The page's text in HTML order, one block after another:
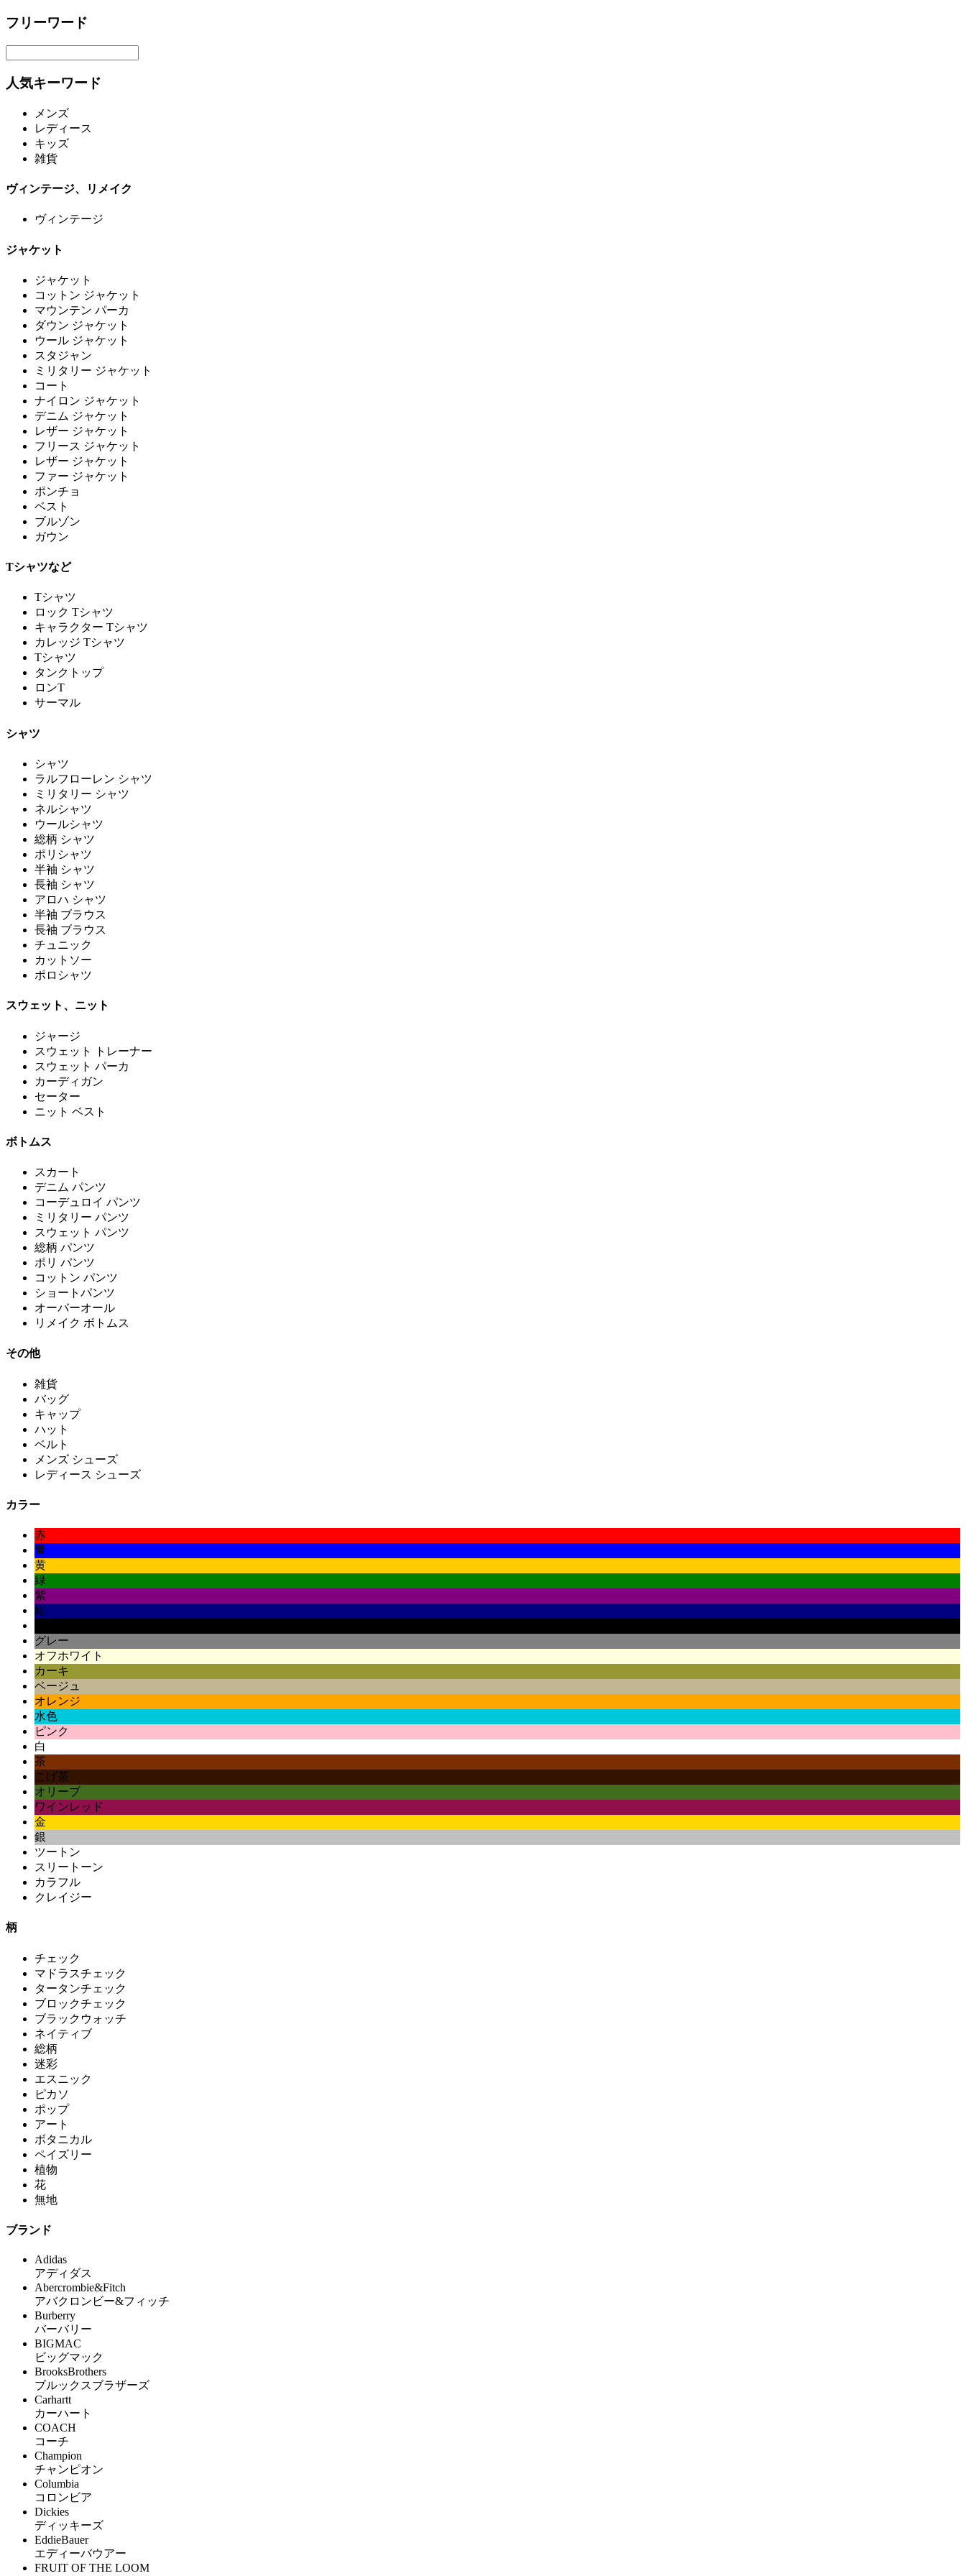
フリーワード
人気キーワード
メンズ
レディース
キッズ
雑貨
ヴィンテージ、リメイク
ヴィンテージ
ジャケット
ジャケット
コットン ジャケット
マウンテン パーカ
ダウン ジャケット
ウール ジャケット
スタジャン
ミリタリー ジャケット
コート
ナイロン ジャケット
デニム ジャケット
レザー ジャケット
フリース ジャケット
レザー ジャケット
ファー ジャケット
ポンチョ
ベスト
ブルゾン
ガウン
Tシャツなど
Tシャツ
ロック Tシャツ
キャラクター Tシャツ
カレッジ Tシャツ
Tシャツ
タンクトップ
ロンT
サーマル
シャツ
シャツ
ラルフローレン シャツ
ミリタリー シャツ
ネルシャツ
ウールシャツ
総柄 シャツ
ポリシャツ
半袖 シャツ
長袖 シャツ
アロハ シャツ
半袖 ブラウス
長袖 ブラウス
チュニック
カットソー
ポロシャツ
スウェット、ニット
ジャージ
スウェット トレーナー
スウェット パーカ
カーディガン
セーター
ニット ベスト
ボトムス
スカート
デニム パンツ
コーデュロイ パンツ
ミリタリー パンツ
スウェット パンツ
総柄 パンツ
ポリ パンツ
コットン パンツ
ショートパンツ
オーバーオール
リメイク ボトムス
その他
雑貨
バッグ
キャップ
ハット
ベルト
メンズ シューズ
レディース シューズ
カラー
赤
青
黄
緑
紫
紺
グレー
オフホワイト
カーキ
ベージュ
オレンジ
水色
ピンク
白
茶
こげ茶
オリーブ
ワインレッド
金
銀
ツートン
スリートーン
カラフル
クレイジー
柄
チェック
マドラスチェック
タータンチェック
ブロックチェック
ブラックウォッチ
ネイティブ
総柄
迷彩
エスニック
ピカソ
ポップ
アート
ボタニカル
ペイズリー
植物
花
無地
ブランド
Adidas
アディダス
Abercrombie&Fitch
アバクロンビー&フィッチ
Burberry
バーバリー
BIGMAC
ビッグマック
BrooksBrothers
ブルックスブラザーズ
Carhartt
カーハート
COACH
コーチ
Champion
チャンピオン
Columbia
コロンビア
Dickies
ディッキーズ
EddieBauer
エディーバウアー
FRUIT OF THE LOOM